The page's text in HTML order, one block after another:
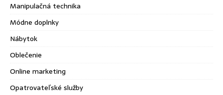
Manipulačná technika
Módne doplnky
Nábytok
Oblečenie
Online marketing
Opatrovateľské služby